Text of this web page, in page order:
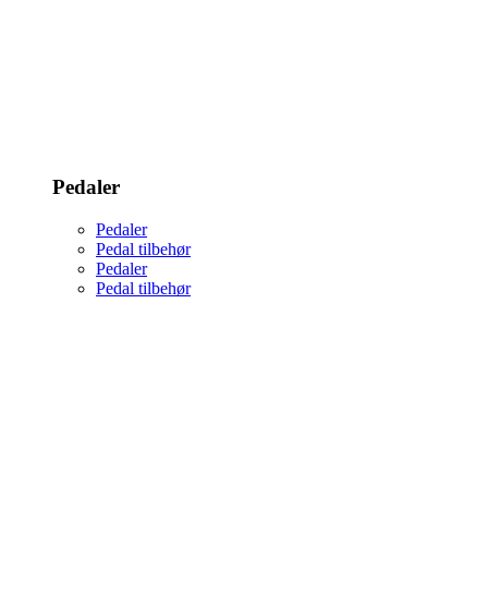
Pedaler
Pedaler
Pedal tilbehør
Pedaler
Pedal tilbehør